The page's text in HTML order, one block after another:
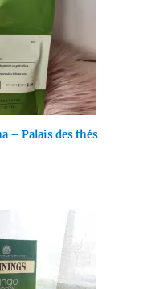
– Palais des thés